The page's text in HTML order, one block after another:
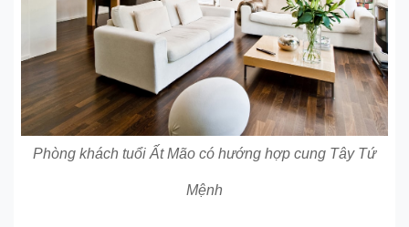
Phòng khách tuổi Ất Mão có hướng hợp cung Tây Tứ
Mệnh